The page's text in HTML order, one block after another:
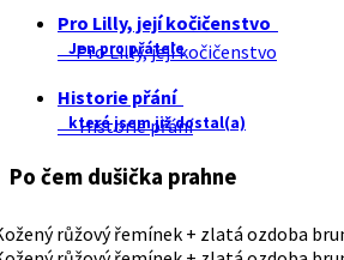
Pro Lilly, její kočičenstvo
Jen pro přátele
Pro Lilly, její kočičenstvo
Historie přání
které jsem již dostal(a)
Historie přání
Po čem dušička prahne